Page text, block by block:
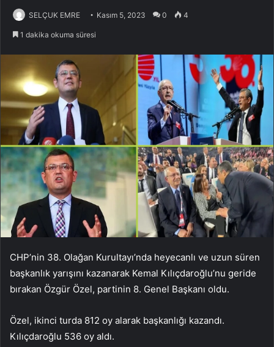
SELÇUK EMRE Kasım 5, 2023 0 4
1 dakika okuma süresi
CHP’nin 38. Olağan Kurultayı’nda heyecanlı ve uzun süren
başkanlık yarışını kazanarak Kemal Kılıçdaroğlu’nu geride
bırakan Özgür Özel, partinin 8. Genel Başkanı oldu.
Özel, ikinci turda 812 oy alarak başkanlığı kazandı.
Kılıçdaroğlu 536 oy aldı.